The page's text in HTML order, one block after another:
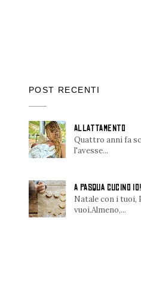
POST RECENTI
ALLATTAMENTO
Quattro anni fa
l'avesse...
A PASQUA CUCINO IO!
Natale con i tuoi,
vuoi.Almeno,...